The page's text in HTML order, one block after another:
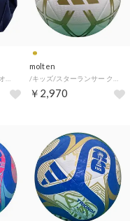
molten
￥2,970